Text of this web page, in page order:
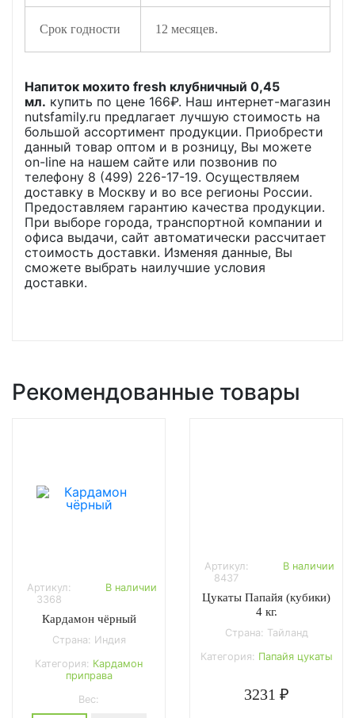
Срок годности 12 месяцев.
Напиток мохито fresh клубничный 0,45
мл. купить по цене 166₽. Наш интернет-магазин
nutsfamily.ru предлагает лучшую стоимость на
большой ассортимент продукции. Приобрести
данный товар оптом и в розницу, Вы можете
on-line на нашем сайте или позвонив по
телефону 8 (499) 226-17-19. Осуществляем
доставку в Москву и во все регионы России.
Предоставляем гарантию качества продукции.
При выборе города, транспортной компании и
офиса выдачи, сайт автоматически рассчитает
стоимость доставки. Изменяя данные, Вы
сможете выбрать наилучшие условия
доставки.
Рекомендованные товары
Артикул:
3368
В наличии
Кардамон чёрный
Страна: Индия
Категория: Кардамон
приправа
Вес:
Артикул:
8437
В наличии
Цукаты Папайя (кубики)
4 кг.
Страна: Тайланд
Категория: Папайя цукаты
3231 ₽